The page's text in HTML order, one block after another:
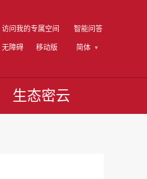
访问我的专属空间 智能问答
无障碍 移动版 简体
生态密云